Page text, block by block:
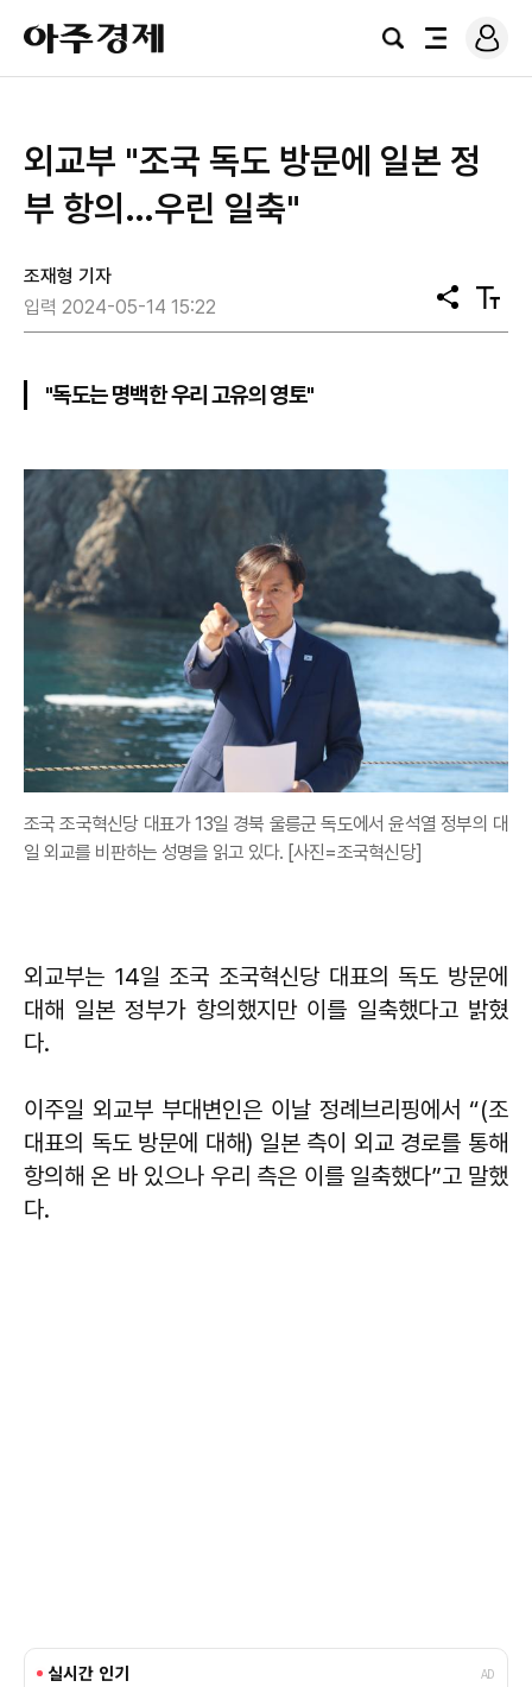
아
주
경
검
전
로
그
외교부 "조국 독도 방문에 일본 정
부 항의…우린 일축"
조재형 기자
입력 2024-05-14 15:22
공
유
텍
스
"독도는 명백한 우리 고유의 영토"
조국 조국혁신당 대표가 13일 경북 울릉군 독도에서 윤석열 정부의 대
일 외교를 비판하는 성명을 읽고 있다. [사진=조국혁신당]
외교부는 14일 조국 조국혁신당 대표의 독도 방문에
대해 일본 정부가 항의했지만 이를 일축했다고 밝혔
다.
이주일 외교부 부대변인은 이날 정례브리핑에서 “(조
대표의 독도 방문에 대해) 일본 측이 외교 경로를 통해
항의해 온 바 있으나 우리 측은 이를 일축했다”고 말했
다.